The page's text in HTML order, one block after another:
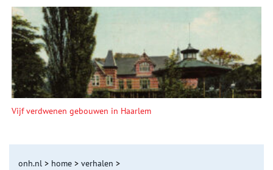
Vijf verdwenen gebouwen in Haarlem
onh.nl > home > verhalen >